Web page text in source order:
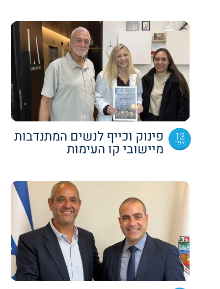
13
אפר פינוק וכייף לנשים המתנדבות
מיישובי קו העימות